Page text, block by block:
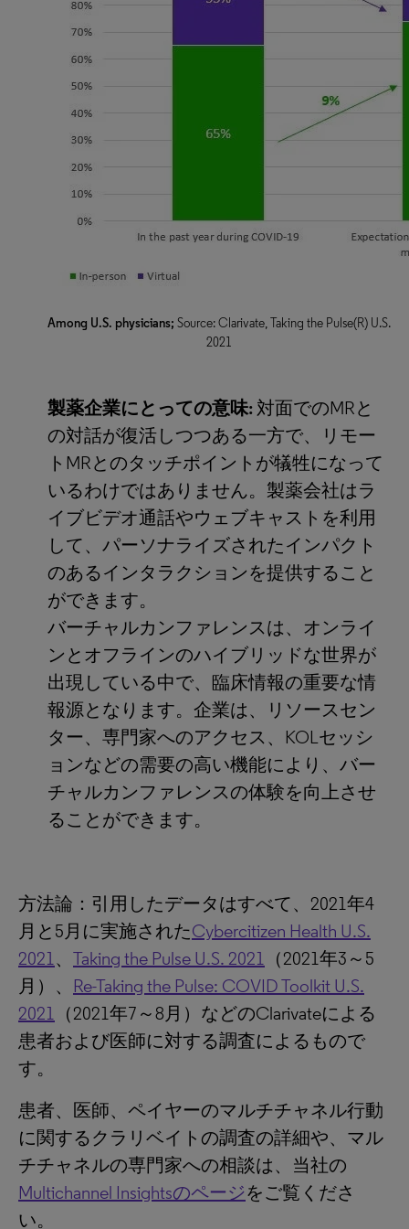
Among U.S. physicians; Source: Clarivate, Taking the Pulse(R) U.S.
2021
製薬企業にとっての意味: 対面でのMRと
の対話が復活しつつある一方で、リモー
トMRとのタッチポイントが犠牲になって
いるわけではありません。製薬会社はラ
イブビデオ通話やウェブキャストを利用
して、パーソナライズされたインパクト
のあるインタラクションを提供すること
ができます。
バーチャルカンファレンスは、オンライ
ンとオフラインのハイブリッドな世界が
出現している中で、臨床情報の重要な情
報源となります。企業は、リソースセン
ター、専門家へのアクセス、KOLセッシ
ョンなどの需要の高い機能により、バー
チャルカンファレンスの体験を向上させ
ることができます。
方法論：引用したデータはすべて、2021年4
月と5月に実施されたCybercitizen Health U.S.
2021、 Taking the Pulse U.S. 2021 （2021年3～5
月）、 Re-Taking the Pulse: COVID Toolkit U.S.
2021 （2021年7～8月）などのClarivateによる
患者および医師に対する調査によるもので
す。
患者、医師、ペイヤーのマルチチャネル行動
に関するクラリベイトの調査の詳細や、マル
チチャネルの専門家への相談は、当社の
Multichannel Insightsのページをご覧くださ
い。